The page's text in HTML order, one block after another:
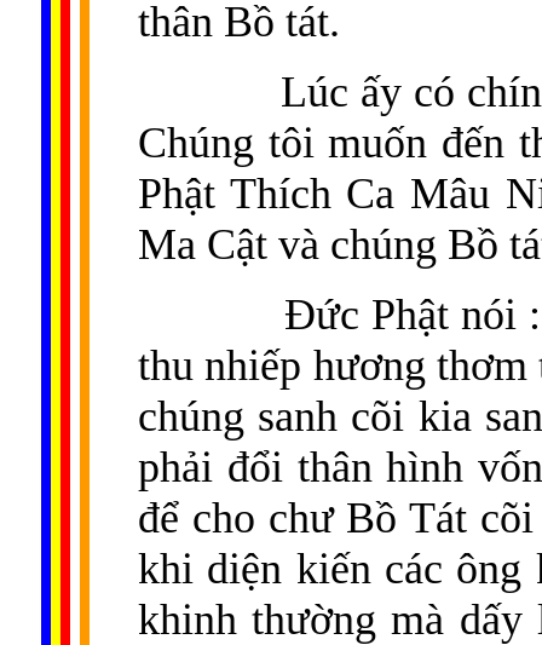
thân Bồ tát.
Lúc ấy có
Chúng tôi muốn đến
Phật Thích Ca Mâu
Ma Cật và chúng Bồ
Đức Phật nói
thu nhiếp hương
chúng sanh cõi kia
phải đổi thân hình
để cho chư Bồ Tát
khi diện kiến các ông
khinh thường mà